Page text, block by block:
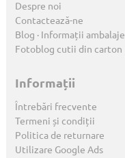
Despre noi
Contactează-ne
Blog · Informații ambalaje
Fotoblog cutii din carton
Informații
Întrebări frecvente
Termeni și condiții
Politica de returnare
Utilizare Google Ads